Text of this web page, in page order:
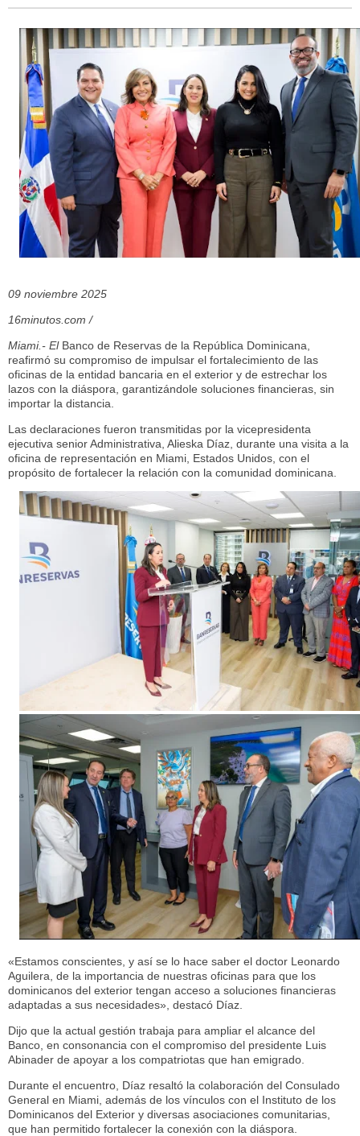
09 noviembre 2025
16minutos.com /
Miami.- El Banco de Reservas de la República Dominicana,
reafirmó su compromiso de impulsar el fortalecimiento de las
oficinas de la entidad bancaria en el exterior y de estrechar los
lazos con la diáspora, garantizándole soluciones financieras, sin
importar la distancia.
Las declaraciones fueron transmitidas por la vicepresidenta
ejecutiva senior Administrativa, Alieska Díaz, durante una visita a la
oficina de representación en Miami, Estados Unidos, con el
propósito de fortalecer la relación con la comunidad dominicana.
«Estamos conscientes, y así se lo hace saber el doctor Leonardo
Aguilera, de la importancia de nuestras oficinas para que los
dominicanos del exterior tengan acceso a soluciones financieras
adaptadas a sus necesidades», destacó Díaz.
Dijo que la actual gestión trabaja para ampliar el alcance del
Banco, en consonancia con el compromiso del presidente Luis
Abinader de apoyar a los compatriotas que han emigrado.
Durante el encuentro, Díaz resaltó la colaboración del Consulado
General en Miami, además de los vínculos con el Instituto de los
Dominicanos del Exterior y diversas asociaciones comunitarias,
que han permitido fortalecer la conexión con la diáspora.